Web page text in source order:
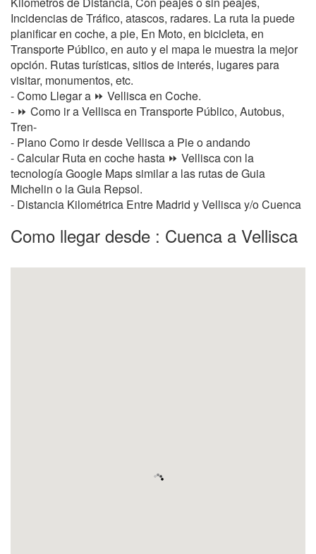
Incidencias de Tráfico, atascos, radares. La ruta la puede
planificar en coche, a pie, En Moto, en bicicleta, en
Transporte Público, en auto y el mapa le muestra la mejor
opción. Rutas turísticas, sitios de interés, lugares para
visitar, monumentos, etc.
- Como Llegar a ⏩ Vellisca en Coche.
- ⏩ Como ir a Vellisca en Transporte Público, Autobus,
Tren-
- Plano Como ir desde Vellisca a Pie o andando
- Calcular Ruta en coche hasta ⏩ Vellisca con la
tecnología Google Maps similar a las rutas de Guia
Michelin o la Guia Repsol.
- Distancia Kilométrica Entre Madrid y Vellisca y/o Cuenca
Como llegar desde : Cuenca a Vellisca